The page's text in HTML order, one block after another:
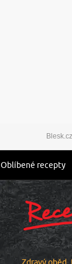
Blesk.cz
Oblíbené recepty